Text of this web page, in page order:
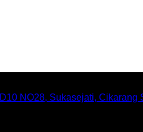
NO28, Sukasejati,